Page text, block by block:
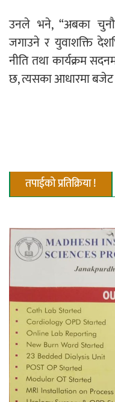
उनले भने, “अबका
जगाउने र युवाशक्ति
नीति तथा कार्यक्रम
छ, त्यसका आधारमा
तपाईको प्रतिक्रिया !